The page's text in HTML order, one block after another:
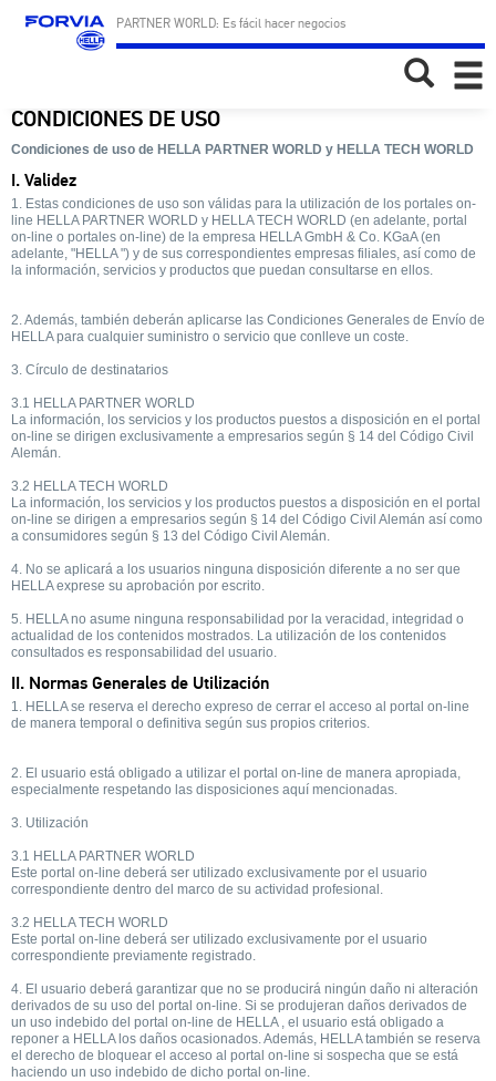
PARTNER WORLD: Es fácil hacer negocios
Toggle
CONDICIONES DE USO
Condiciones de uso de HELLA PARTNER WORLD y HELLA TECH WORLD
I. Validez
1. Estas condiciones de uso son válidas para la utilización de los portales on-
line HELLA PARTNER WORLD y HELLA TECH WORLD (en adelante, portal
on-line o portales on-line) de la empresa HELLA GmbH & Co. KGaA (en
adelante, "HELLA ") y de sus correspondientes empresas filiales, así como de
la información, servicios y productos que puedan consultarse en ellos.
2. Además, también deberán aplicarse las Condiciones Generales de Envío de
HELLA para cualquier suministro o servicio que conlleve un coste.
3. Círculo de destinatarios
3.1 HELLA PARTNER WORLD
La información, los servicios y los productos puestos a disposición en el portal
on-line se dirigen exclusivamente a empresarios según § 14 del Código Civil
Alemán.
3.2 HELLA TECH WORLD
La información, los servicios y los productos puestos a disposición en el portal
on-line se dirigen a empresarios según § 14 del Código Civil Alemán así como
a consumidores según § 13 del Código Civil Alemán.
4. No se aplicará a los usuarios ninguna disposición diferente a no ser que
HELLA exprese su aprobación por escrito.
5. HELLA no asume ninguna responsabilidad por la veracidad, integridad o
actualidad de los contenidos mostrados. La utilización de los contenidos
consultados es responsabilidad del usuario.
II. Normas Generales de Utilización
1. HELLA se reserva el derecho expreso de cerrar el acceso al portal on-line
de manera temporal o definitiva según sus propios criterios.
2. El usuario está obligado a utilizar el portal on-line de manera apropiada,
especialmente respetando las disposiciones aquí mencionadas.
3. Utilización
3.1 HELLA PARTNER WORLD
Este portal on-line deberá ser utilizado exclusivamente por el usuario
correspondiente dentro del marco de su actividad profesional.
3.2 HELLA TECH WORLD
Este portal on-line deberá ser utilizado exclusivamente por el usuario
correspondiente previamente registrado.
4. El usuario deberá garantizar que no se producirá ningún daño ni alteración
derivados de su uso del portal on-line. Si se produjeran daños derivados de
un uso indebido del portal on-line de HELLA , el usuario está obligado a
reponer a HELLA los daños ocasionados. Además, HELLA también se reserva
el derecho de bloquear el acceso al portal on-line si sospecha que se está
haciendo un uso indebido de dicho portal on-line.